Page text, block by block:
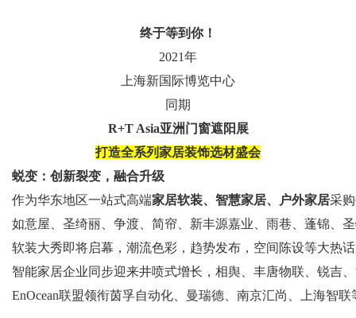
终于等到你！
2021年
上海新国际博览中心
同期
R+T Asia亚洲门窗遮阳展
打造全系列家居装饰选材盛会
蜕变：创新裂变，融合升级
作为华东地区一站式高端家居软装、智慧家居、户外家居采
如意屋、圣绮丽、争渡、简帘、新丰源嘉业、雨巷、蓬锦、
软装大秀即将启幕，潮流色彩，趋势发布，空间陈设等大热
智能家居企业同步迎来井喷式增长，相舆、丰唐物联、锐吉
EnOcean联盟领衔茵孚自动化、曼瑞德、南京汇尚、上海智